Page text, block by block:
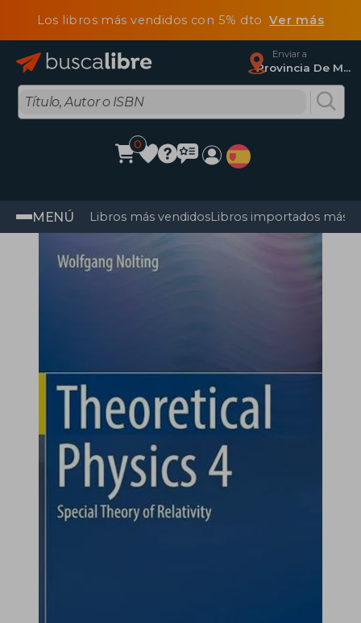
Los libros más vendidos con 5% dtoVer más
Enviar a
Provincia De Madrid
0
MENÚ Libros más vendidosLibros importados más